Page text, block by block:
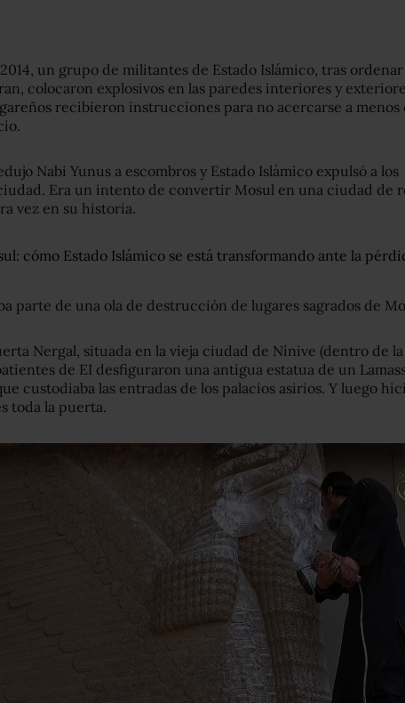
un grupo de militantes de Estado Islámico, tras ordenar
colocaron explosivos en las paredes interiores y
recibieron instrucciones para no acercarse a menos
Nabi Yunus a escombros y Estado Islámico expulsó a los
Era un intento de convertir Mosul en una ciudad de
vez en su historia.
cómo Estado Islámico se está transformando ante la
parte de una ola de destrucción de lugares sagrados de
Nergal, situada en la vieja ciudad de Nínive (dentro de
de EI desfiguraron una antigua estatua de un
custodiaba las entradas de los palacios asirios. Y luego
toda la puerta.